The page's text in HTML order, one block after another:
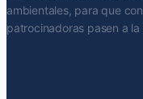
ambientales, para que
patrocinadoras pasen a la